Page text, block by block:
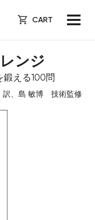
CART
ンジ
える100問
、島 敏博 技術監修